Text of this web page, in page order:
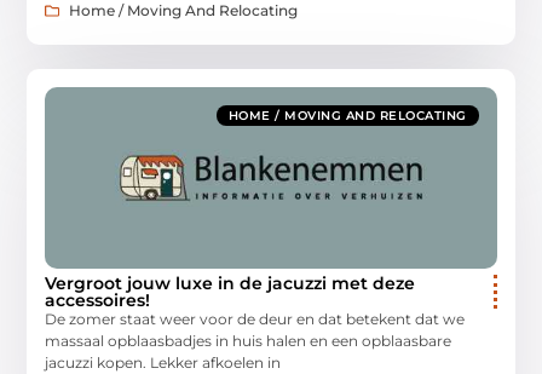
Home / Moving And Relocating
HOME / MOVING AND RELOCATING
Vergroot jouw luxe in de jacuzzi met deze
accessoires!
De zomer staat weer voor de deur en dat betekent dat we
massaal opblaasbadjes in huis halen en een opblaasbare
jacuzzi kopen. Lekker afkoelen in